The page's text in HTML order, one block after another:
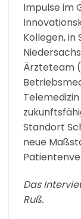
Impulse im
Kollegen, in
Ärzteteam
Standort
neue
Das
Ruß.